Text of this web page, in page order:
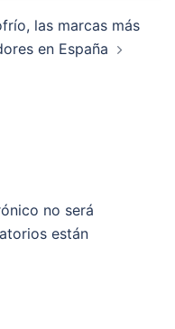
las marcas más
en España
no será
están